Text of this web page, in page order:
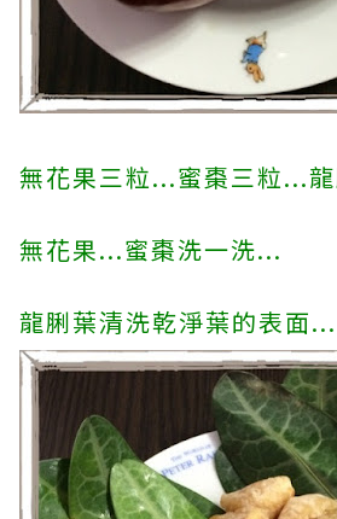
無花果三粒...蜜棗三粒...
無花果...蜜棗洗一洗...
龍脷葉清洗乾淨葉的表面